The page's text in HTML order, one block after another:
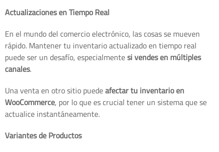
Actualizaciones en Tiempo Real
En el mundo del comercio electrónico, las cosas se mueven
rápido. Mantener tu inventario actualizado en tiempo real
puede ser un desafío, especialmentesi vendes en múltiples
canales.
Una venta en otro sitio puedeafectar tu inventario en
WooCommerce, por lo que es crucial tener un sistema que se
actualice instantáneamente.
Variantes de Productos